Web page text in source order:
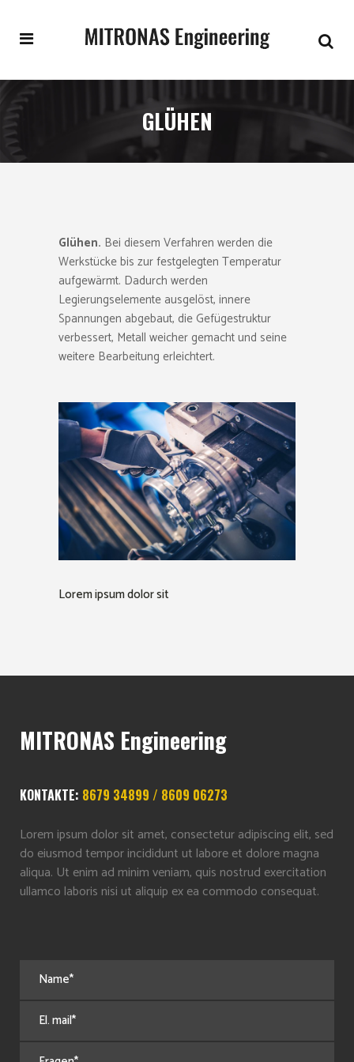
GLÜHEN
Glühen. Bei diesem Verfahren werden die
Werkstücke bis zur festgelegten Temperatur
aufgewärmt. Dadurch werden
Legierungselemente ausgelöst, innere
Spannungen abgebaut, die Gefügestruktur
verbessert, Metall weicher gemacht und seine
weitere Bearbeitung erleichtert.
Lorem ipsum dolor sit
MITRONAS Engineering
KONTAKTE: 8679 34899 / 8609 06273
Lorem ipsum dolor sit amet, consectetur adipiscing elit, sed
do eiusmod tempor incididunt ut labore et dolore magna
aliqua. Ut enim ad minim veniam, quis nostrud exercitation
ullamco laboris nisi ut aliquip ex ea commodo consequat.